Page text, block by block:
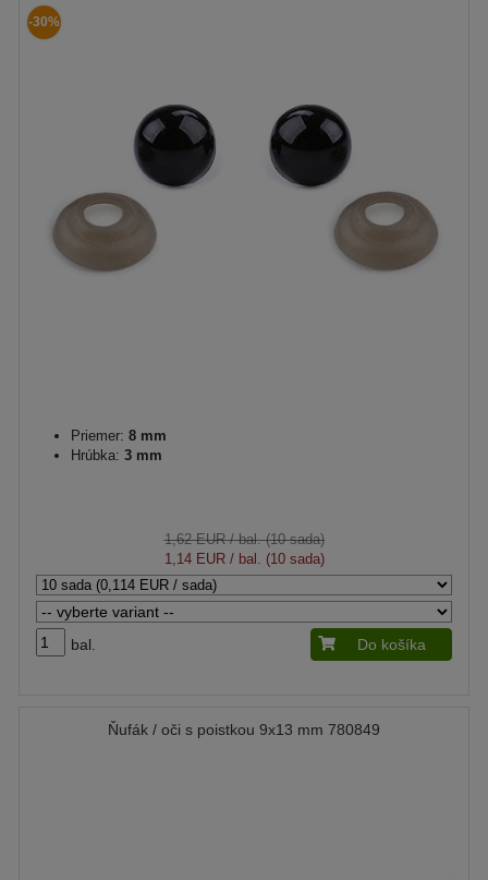
-30%
Priemer: 8 mm
Hrúbka: 3 mm
1,62 EUR/ bal. (10 sada)
1,14 EUR/ bal. (10 sada)
bal. Do košíka
Ňufák / oči s poistkou 9x13 mm 780849